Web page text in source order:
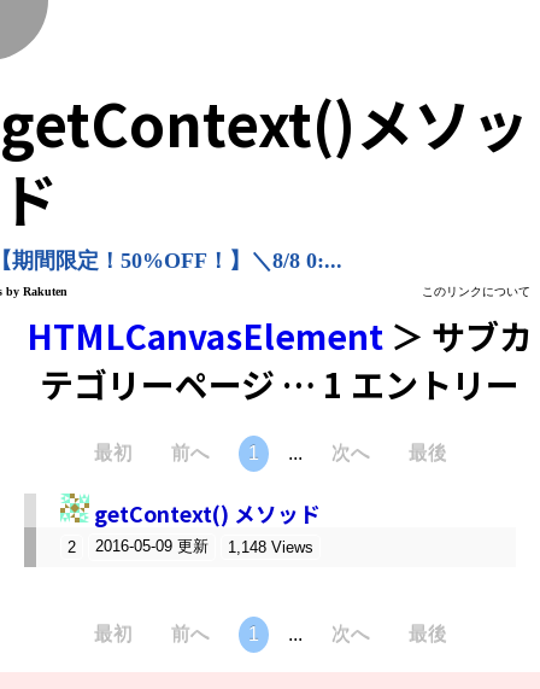
getContext()メソッ
ド
HTMLCanvasElement ＞ サブカ
テゴリーページ … 1 エントリー
最初 前へ 1 ... 次へ 最後
getContext() メソッド
2 2016-05-09 更新 1,148 Views
最初 前へ 1 ... 次へ 最後